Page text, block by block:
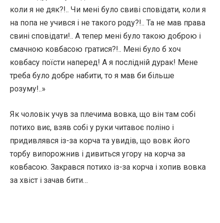
коли я не дяк?!.. Чи мені було свиві сповідати, коли я
на попа не учився і не такого роду?!.. Та не мав права
свині сповідати!.. А тепер мені було такою доброю і
смачною ковбасою гратися?!.. Мені було б хоч
ковбасу поїсти наперед! А я послідній дурак! Мене
треба було добре набити, то я мав би більше
розуму!..»
Як чоловік учув за плечима вовка, що він там собі
потихо виє, взяв собі у руки читавоє поліно і
придивлявся із-за корча та увидів, що вовк його
торбу випорожнив і дивиться угору на корча за
ковбасою. Закрався потихо із-за корча і хопив вовка
за хвіст і зачав бити…